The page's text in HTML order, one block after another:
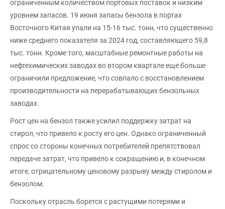
ограниченным количеством портовых поставок и низким
уровнем запасов. 19 июня запасы бензола в портах
Восточного Китая упали на 15-16 тыс. тонн, что существенно
ниже среднего показателя за 2024 год, составляющего 59,8
тыс. тонн. Кроме того, масштабные ремонтные работы на
нефтехимических заводах во втором квартале еще больше
ограничили предложение, что совпало с восстановлением
производительности на перерабатывающих бензольных
заводах.
Рост цен на бензол также усилил поддержку затрат на
стирол, что привело к росту его цен. Однако ограниченный
спрос со стороны конечных потребителей препятствовал
передаче затрат, что привело к сокращению и, в конечном
итоге, отрицательному ценовому разрыву между стиролом и
бензолом.
Поскольку отрасль борется с растущими потерями и